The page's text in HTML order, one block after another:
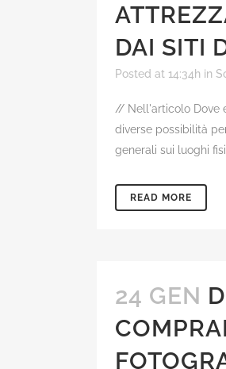
DAI SITI
Posted at 14:34h in
// Nell'articolo Dove
diverse possibilità
generali sui luoghi
READ MORE
24 GEN